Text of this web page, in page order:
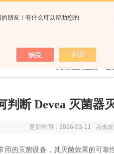
朋友！有什么可以帮助您的
判断 Devea 灭菌器
更新时间：2026-03-11 点击
用的灭菌设备，其灭菌效果的可